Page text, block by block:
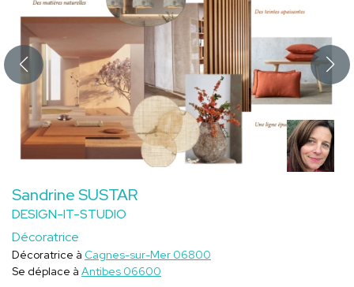
Sandrine SUSTAR
DESIGN-IT-STUDIO
Décoratrice
Décoratrice à Cagnes-sur-Mer 06800
Se déplace à Antibes 06600